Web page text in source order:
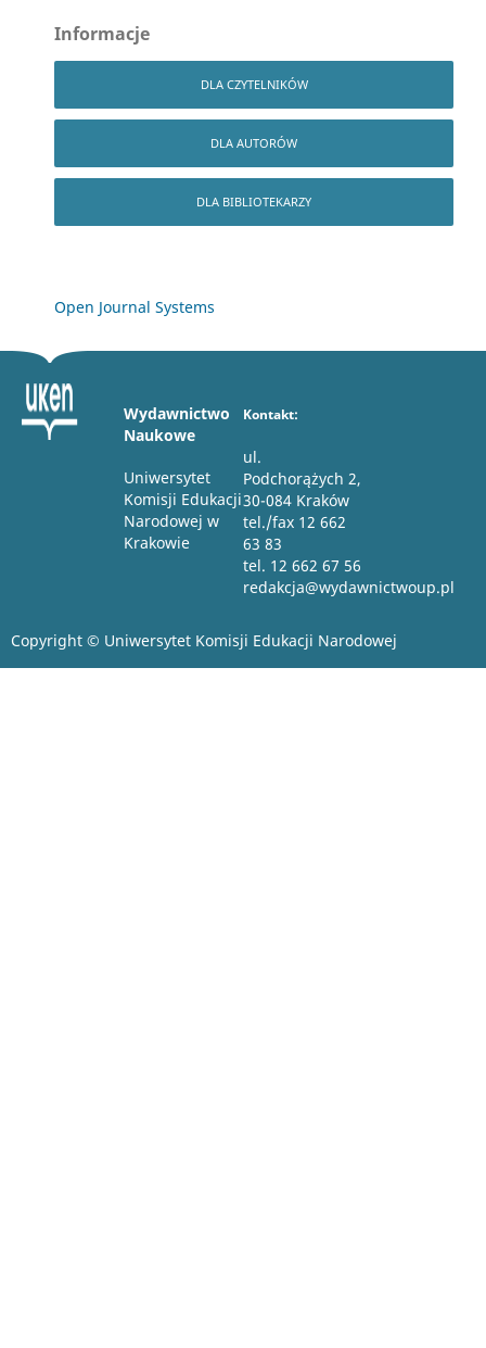
Informacje
DLA CZYTELNIKÓW
DLA AUTORÓW
DLA BIBLIOTEKARZY
Open Journal Systems
Wydawnictwo
Naukowe
Uniwersytet
Komisji Edukacji
Narodowej w
Krakowie
Kontakt:
ul.
Podchorążych 2,
30-084 Kraków
tel./fax 12 662
63 83
tel. 12 662 67 56
redakcja@wydawnictwoup.pl
Copyright © Uniwersytet Komisji Edukacji Narodowej